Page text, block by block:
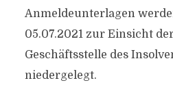
Anmeldeunterlagen
05.07.2021 zur Einsicht
Geschäftsstelle des
niedergelegt.